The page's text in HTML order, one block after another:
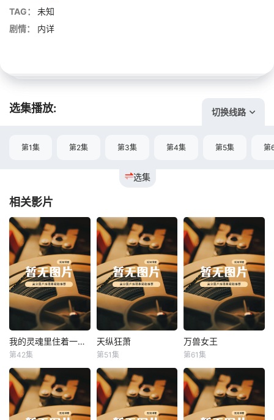
TAG：
未知
剧情：
内详
选集播放: 切换线路
选集
第1集 第2集 第3集 第4集 第5集 第
相关影片
我的灵魂里住着一条龙 我的灵魂里住着一条龙
第42集
天纵狂萧
天纵狂萧
第51集
万兽女王
万兽女王
第61集